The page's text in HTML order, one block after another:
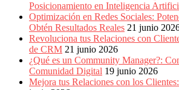
Posicionamiento en Inteligencia
Optimización en Redes Sociales:
Obtén Resultados Reales 21 junio
Revoluciona tus Relaciones con
de CRM 21 junio 2026
¿Qué es un Community Manager?:
Comunidad Digital 19 junio 2026
Mejora tus Relaciones con los